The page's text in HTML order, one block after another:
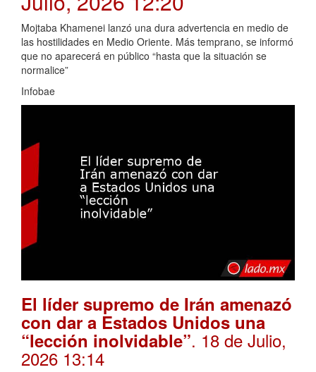
Mojtaba Khamenei lanzó una dura advertencia en medio de
las hostilidades en Medio Oriente. Más temprano, se informó
que no aparecerá en público “hasta que la situación se
normalice”
Infobae
El líder supremo de Irán amenazó
con dar a Estados Unidos una
“lección inolvidable”. 18 de Julio,
2026 13:14